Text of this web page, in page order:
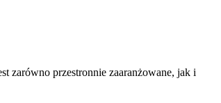
zarówno przestronnie zaaranżowane, jak i